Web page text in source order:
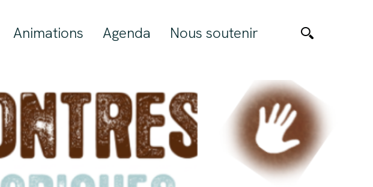
Animations Agenda Nous soutenir